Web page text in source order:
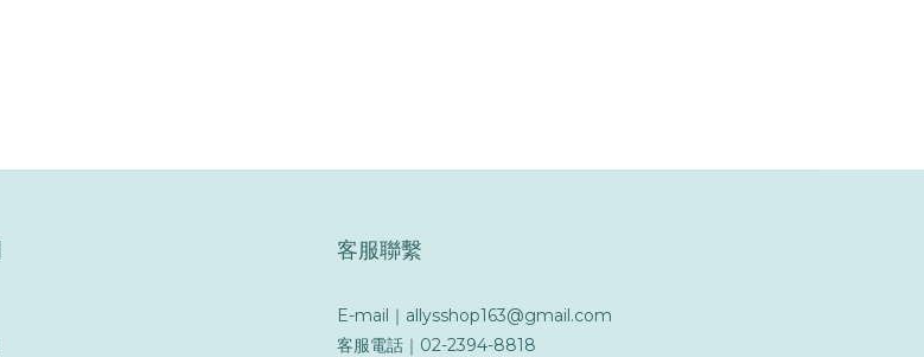
客服聯繫
E-mail｜allysshop163@gmail.com
客服電話｜02-2394-8818